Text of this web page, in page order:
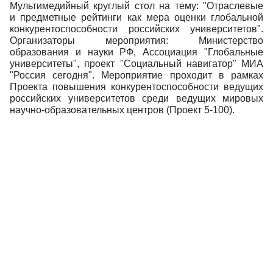
Мультимедийный круглый стол на тему: "Отраслевые
и предметные рейтинги как мера оценки глобальной
конкурентоспособности российских университетов".
Организаторы мероприятия: Министерство
образования и науки РФ, Ассоциация "Глобальные
университеты", проект "Социальный навигатор" МИА
"Россия сегодня". Мероприятие проходит в рамках
Проекта повышения конкурентоспособности ведущих
российских университетов среди ведущих мировых
научно-образовательных центров (Проект 5-100).